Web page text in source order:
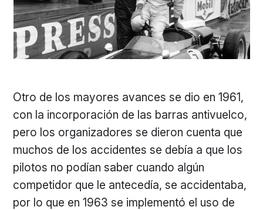
Otro de los mayores avances se dio en 1961,
con la incorporación de las barras antivuelco,
pero los organizadores se dieron cuenta que
muchos de los accidentes se debía a que los
pilotos no podían saber cuando algún
competidor que le antecedía, se accidentaba,
por lo que en 1963 se implementó el uso de